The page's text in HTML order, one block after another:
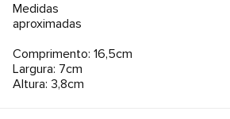
Medidas
aproximadas
Comprimento: 16,5cm
Largura: 7cm
Altura: 3,8cm